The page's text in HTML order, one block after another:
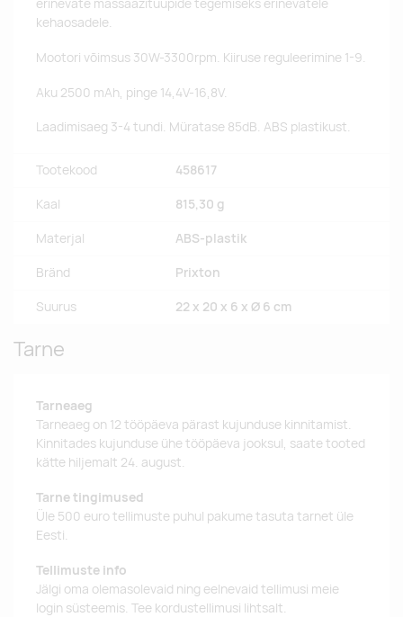
erinevate massaažitüüpide tegemiseks erinevatele
kehaosadele.
Mootori võimsus 30W-3300rpm. Kiiruse reguleerimine 1-9.
Aku 2500 mAh, pinge 14,4V-16,8V.
Laadimisaeg 3-4 tundi. Müratase 85dB. ABS plastikust.
Tootekood 458617
Kaal 815,30 g
Materjal ABS-plastik
Bränd Prixton
Suurus 22 x 20 x 6 x Ø 6 cm
Tarne
Tarneaeg
Tarneaeg on 12 tööpäeva pärast kujunduse kinnitamist.
Kinnitades kujunduse ühe tööpäeva jooksul, saate tooted
kätte hiljemalt 24. august.
Tarne tingimused
Üle 500 euro tellimuste puhul pakume tasuta tarnet üle
Eesti.
Tellimuste info
Jälgi oma olemasolevaid ning eelnevaid tellimusi meie
login süsteemis. Tee kordustellimusi lihtsalt.